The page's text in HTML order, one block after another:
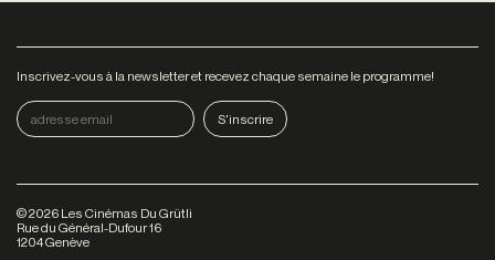
Inscrivez-vous à la newsletter et recevez chaque semaine le programme!
©2026 Les Cinémas Du Grütli
Rue du Général-Dufour 16
1204 Genève